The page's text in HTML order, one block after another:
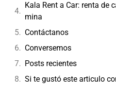
Kala Rent a Car: renta de
mina
Contáctanos
Conversemos
Posts recientes
Si te gustó este articulo